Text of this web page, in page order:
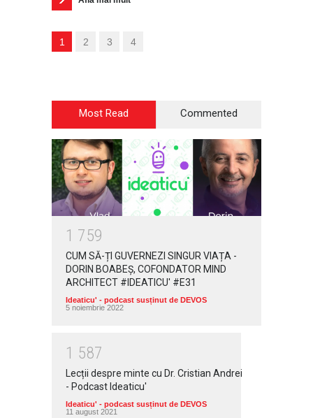
1 2 3 4
Most Read Commented
1 759
CUM SĂ-ȚI GUVERNEZI SINGUR VIAȚA -
DORIN BOABEȘ, COFONDATOR MIND
ARCHITECT #IDEATICU' #E31
Ideaticu' - podcast susținut de DEVOS
5 noiembrie 2022
1 587
Lecții despre minte cu Dr. Cristian Andrei
- Podcast Ideaticu'
Ideaticu' - podcast susținut de DEVOS
11 august 2021